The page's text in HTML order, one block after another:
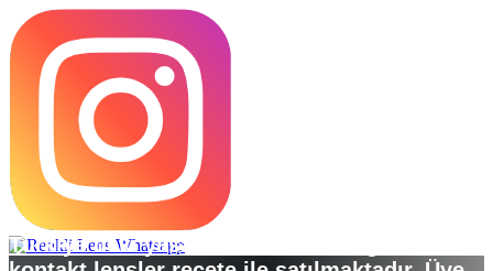
Türkiye’deki yasal düzenlemelere göre